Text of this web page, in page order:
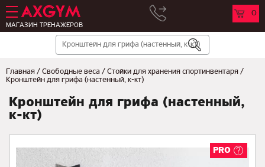
МАГАЗИН ТРЕНАЖЕРОВ
0
Главная / Свободные веса / Стойки для хранения спортинвентаря /
Кронштейн для грифа (настенный, к-кт)
Кронштейн для грифа (настенный,
к-кт)
PRO